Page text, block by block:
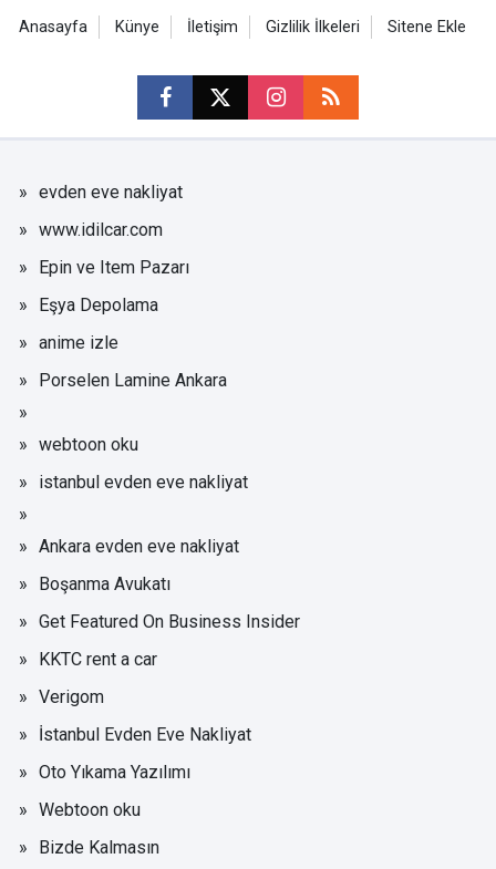
Anasayfa Künye İletişim Gizlilik İlkeleri Sitene Ekle
evden eve nakliyat
www.idilcar.com
Epin ve Item Pazarı
Eşya Depolama
anime izle
Porselen Lamine Ankara
webtoon oku
istanbul evden eve nakliyat
Ankara evden eve nakliyat
Boşanma Avukatı
Get Featured On Business Insider
KKTC rent a car
Verigom
İstanbul Evden Eve Nakliyat
Oto Yıkama Yazılımı
Webtoon oku
Bizde Kalmasın